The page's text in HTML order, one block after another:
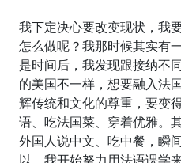
我下定决心要改变现状，我
怎么做呢？我那时候其实有
是时间后，我发现跟接纳不
的美国不一样，想要融入法
辉传统和文化的尊重，要变
语、吃法国菜、穿着优雅。
外国人说中文、吃中餐，瞬